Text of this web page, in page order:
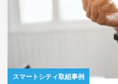
スマートシティ取組事例